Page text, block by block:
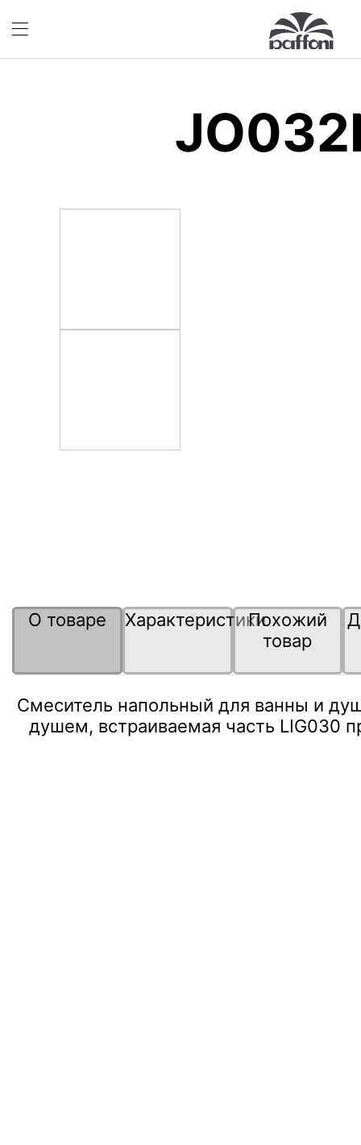
О товаре ХарактеристикиПохожий
товар
Смеситель напольный для ванны и
душем, встраиваемая часть LIG030